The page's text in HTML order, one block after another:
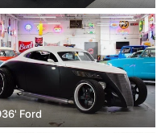
Ford